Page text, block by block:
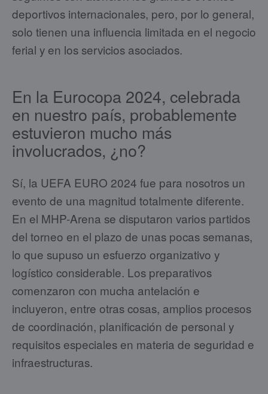
deportivos internacionales, pero, por lo general,
solo tienen una influencia limitada en el negocio
ferial y en los servicios asociados.
En la Eurocopa 2024, celebrada
en nuestro país, probablemente
estuvieron mucho más
involucrados, ¿no?
Sí, la UEFA EURO 2024 fue para nosotros un
evento de una magnitud totalmente diferente.
En el MHP-Arena se disputaron varios partidos
del torneo en el plazo de unas pocas semanas,
lo que supuso un esfuerzo organizativo y
logístico considerable. Los preparativos
comenzaron con mucha antelación e
incluyeron, entre otras cosas, amplios procesos
de coordinación, planificación de personal y
requisitos especiales en materia de seguridad e
infraestructuras.